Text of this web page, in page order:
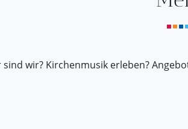
sind wir? Kirchenmusik erleben?